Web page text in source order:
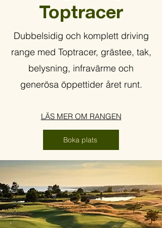
Toptracer
Dubbelsidig och komplett driving
range med Toptracer, grästee, tak,
belysning, infravärme och
generösa öppettider året runt.
LÄS MER OM RANGEN
Boka plats